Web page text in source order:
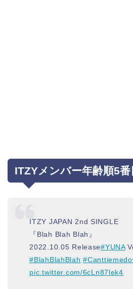
ITZYメンバー年齢順5番
ITZY JAPAN 2nd SINGLE
『Blah Blah Blah』
2022.10.05 Release#YUNA
#BlahBlahBlah
pic.twitter.com/6cLn87lek4